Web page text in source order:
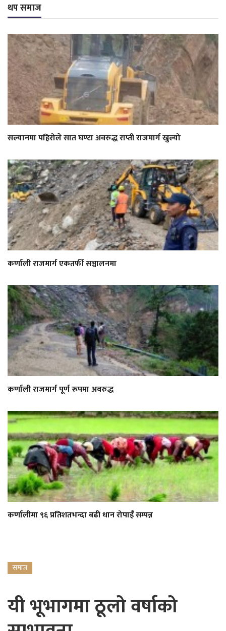
थप समाज
सल्यानमा पहिरोले सात घण्टा अवरुद्ध राप्ती राजमार्ग खुल्यो
कर्णाली राजमार्ग एकतर्फी सञ्चालनमा
कर्णाली राजमार्ग पूर्ण रूपमा अवरुद्ध
कर्णालीमा ९६ प्रतिशतभन्दा बढी धान रोपाइँ सम्पन्न
समाज
यी भूभागमा ठूलो वर्षाको